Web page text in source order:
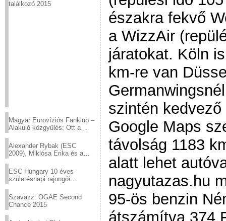
találkozó 2015
Magyar Eurovíziós Fanklub –
Alakuló közgyűlés: Ott a
Alexander Rybak (ESC
2009), Miklósa Erika és a
sztárjai a Margitszigeten
ESC Hungary 10 éves
születésnapi rajongói
Szavazz: OGAE Second
Chance 2015
északra fekvő
a WizzAir
járatokat. Köln
km-re van
szintén
Google Maps
távolság 1183
alatt lehet
nagyutazas.hu
95-ös benzin
átszámítva 374